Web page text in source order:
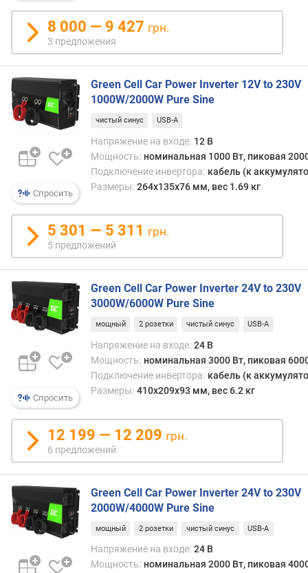
х
к
д
о
р
о
г
и
м
о
т
о
г
х
к
е
ш
в
ы
п
о
ы
а
м
п
о
8 000 — 9 427 грн.
3 предложения
Спросить
Green Cell Car Power Inverter 12V to 230V
1000W/2000W Pure Sine
чистый синус USB-A
Напряжение на входе: 12 В
Мощность: номинальная 1000 Вт, пиковая
Подключение инвертора: кабель (к
Размеры: 264x135x76 мм, вес 1.69 кг
5 301 — 5 311 грн.
5 предложений
Спросить
Green Cell Car Power Inverter 24V to 230V
3000W/6000W Pure Sine
мощный 2 розетки чистый синус USB-A
Напряжение на входе: 24 В
Мощность: номинальная 3000 Вт, пиковая
Подключение инвертора: кабель (к
Размеры: 410x209x93 мм, вес 6.2 кг
12 199 — 12 209 грн.
6 предложений
Green Cell Car Power Inverter 24V to 230V
2000W/4000W Pure Sine
мощный 2 розетки чистый синус USB-A
Напряжение на входе: 24 В
Мощность: номинальная 2000 Вт, пиковая